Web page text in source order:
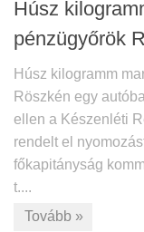
Húsz
pénzügyőrök
Húsz kilogramm
Röszkén egy
ellen a Készenléti
rendelt el
főkapitányság
t....
Tovább »